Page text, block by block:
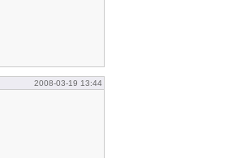
2008-03-19 13:44